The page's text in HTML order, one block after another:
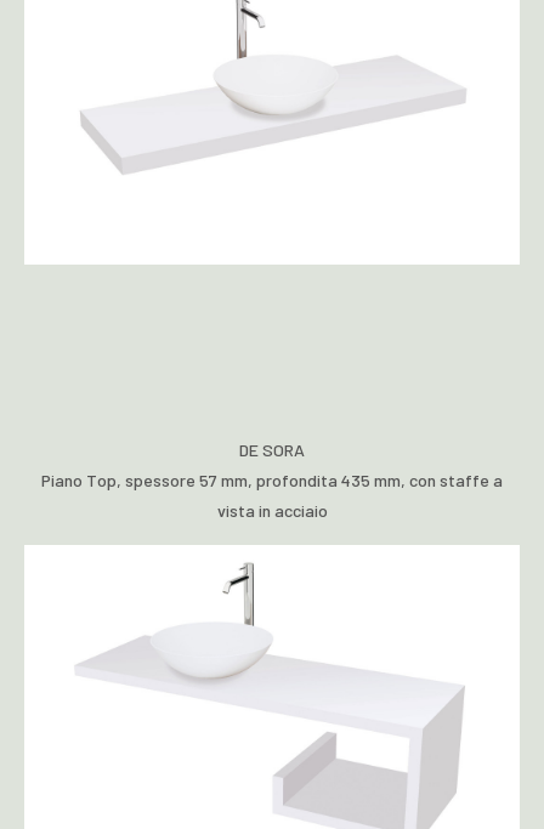
DE SORA
Piano Top, spessore 57 mm, profondita 435 mm, con staffe a
vista in acciaio